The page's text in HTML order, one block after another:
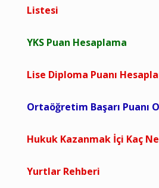
Listesi
YKS Puan Hesaplama
Lise Diploma Puanı
Ortaöğretim Başarı Puanı
Hukuk Kazanmak İçi Kaç
Yurtlar Rehberi